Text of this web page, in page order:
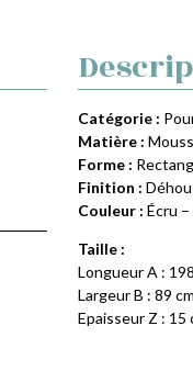
Catégorie :
Matière :
Forme :
Finition :
Couleur : Écru
Taille :
Longueur A :
Largeur B : 89 cm
Epaisseur Z : 15